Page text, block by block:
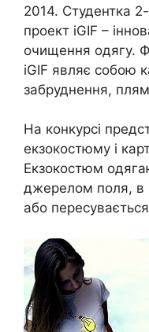
2014. Студентка
проект iGIF –
очищення одягу.
iGIF являє собою
забруднення,
На конкурсі
екзокостюму і
Екзокостюм
джерелом поля, в
або